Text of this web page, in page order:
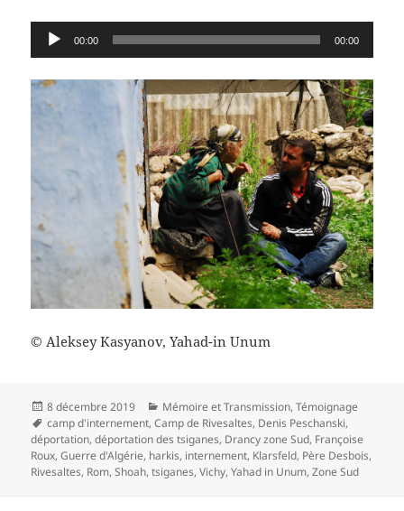
Lecteur
audio
00:00 00:00
© Aleksey Kasyanov, Yahad-in Unum
Publié
le
8 décembre 2019 Catégories
Mémoire et Transmission,Témoignage
Mots-
clés
camp d'internement,Camp de Rivesaltes, Denis Peschanski,
déportation,déportation des tsiganes, Drancy zone Sud, Françoise
Roux,Guerre d'Algérie, harkis, internement, Klarsfeld, Père Desbois,
Rivesaltes, Rom,Shoah,tsiganes,Vichy,Yahad in Unum,Zone Sud